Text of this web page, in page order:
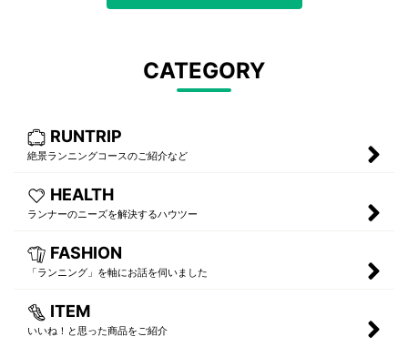
CATEGORY
RUNTRIP
絶景ランニングコースのご紹介など
HEALTH
ランナーのニーズを解決するハウツー
FASHION
「ランニング」を軸にお話を伺いました
ITEM
いいね！と思った商品をご紹介